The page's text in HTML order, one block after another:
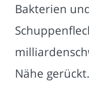
Bakterien
Nähe